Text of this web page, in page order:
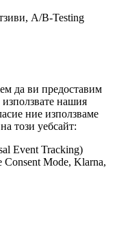
A/B-Testing
да ви предоставим
нашия
ние използваме
този уебсайт:
Event Tracking)
Consent Mode, Klarna,